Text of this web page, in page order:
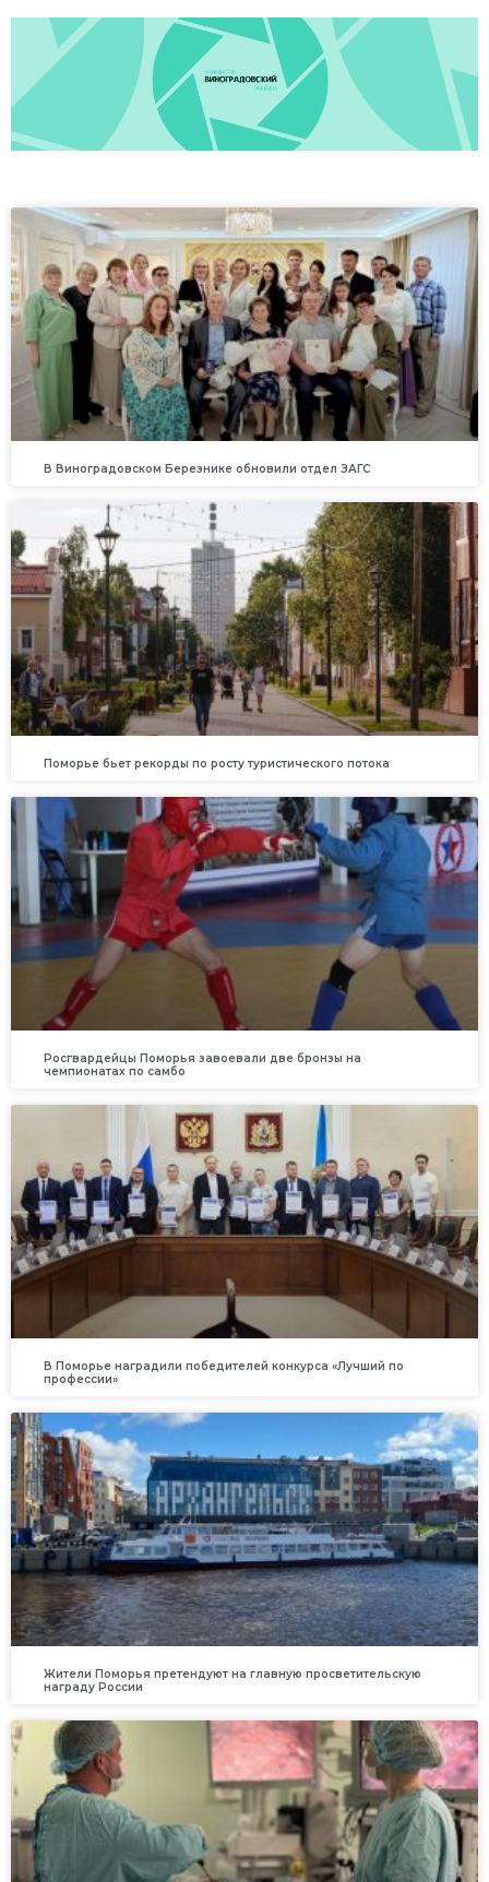
В Виноградовском Березнике обновили отдел ЗАГС
Поморье бьет рекорды по росту туристического потока
Росгвардейцы Поморья завоевали две бронзы на
чемпионатах по самбо
В Поморье наградили победителей конкурса «Лучший по
профессии»
Жители Поморья претендуют на главную просветительскую
награду России